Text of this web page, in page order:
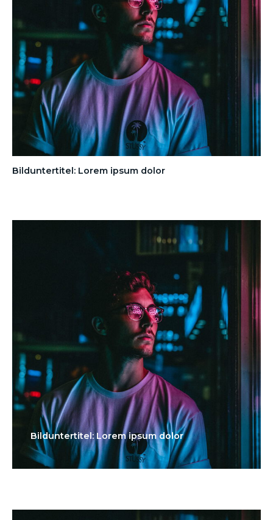
Bilduntertitel: Lorem ipsum dolor
Bilduntertitel: Lorem ipsum dolor